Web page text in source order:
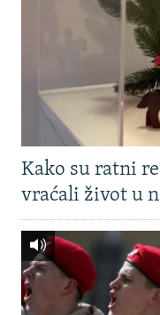
Kako su ratni
vraćali život u